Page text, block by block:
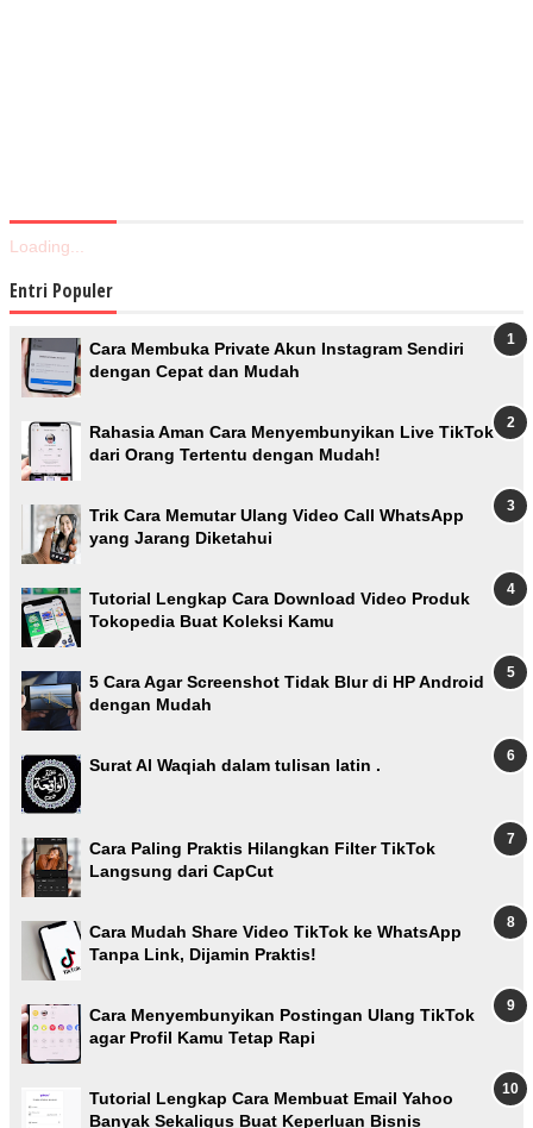
Loading...
Entri Populer
Cara Membuka Private Akun Instagram Sendiri
dengan Cepat dan Mudah
Rahasia Aman Cara Menyembunyikan Live TikTok
dari Orang Tertentu dengan Mudah!
Trik Cara Memutar Ulang Video Call WhatsApp
yang Jarang Diketahui
Tutorial Lengkap Cara Download Video Produk
Tokopedia Buat Koleksi Kamu
5 Cara Agar Screenshot Tidak Blur di HP Android
dengan Mudah
Surat Al Waqiah dalam tulisan latin .
Cara Paling Praktis Hilangkan Filter TikTok
Langsung dari CapCut
Cara Mudah Share Video TikTok ke WhatsApp
Tanpa Link, Dijamin Praktis!
Cara Menyembunyikan Postingan Ulang TikTok
agar Profil Kamu Tetap Rapi
Tutorial Lengkap Cara Membuat Email Yahoo
Banyak Sekaligus Buat Keperluan Bisnis